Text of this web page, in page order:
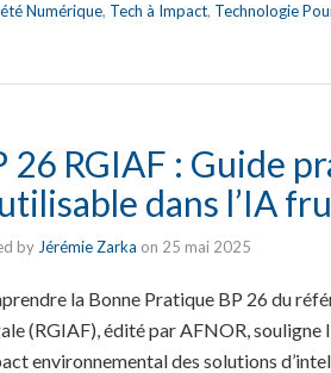
Numérique, Tech à Impact, Technologie
26 RGIAF : Guide
dans l’IA
by Jérémie Zarka on 25 mai 2025
la Bonne Pratique BP 26 du
(RGIAF), édité par AFNOR,
environnemental des solutions